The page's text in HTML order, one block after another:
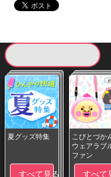
夏グッズ特集
すべて見る
こびとづか
ウェアラブ
ファン
すべて